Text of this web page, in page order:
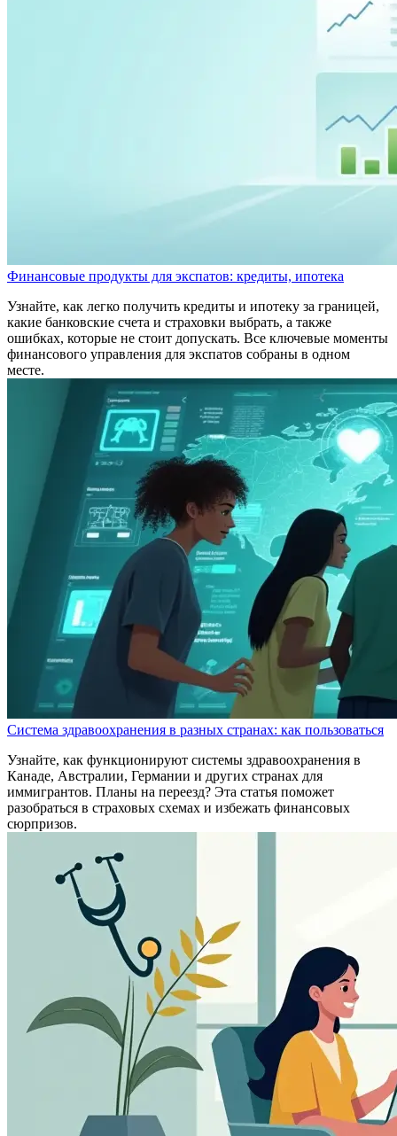
Финансовые продукты для экспатов: кредиты, ипотека
Узнайте, как легко получить кредиты и ипотеку за границей,
какие банковские счета и страховки выбрать, а также
ошибках, которые не стоит допускать. Все ключевые моменты
финансового управления для экспатов собраны в одном
месте.
Система здравоохранения в разных странах: как пользоваться
Узнайте, как функционируют системы здравоохранения в
Канаде, Австралии, Германии и других странах для
иммигрантов. Планы на переезд? Эта статья поможет
разобраться в страховых схемах и избежать финансовых
сюрпризов.